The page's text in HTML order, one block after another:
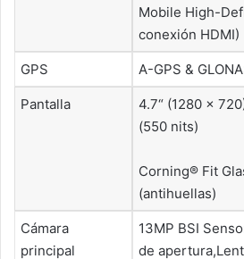
Mobile High-
conexión HDMI)
GPS A-GPS &
Pantalla
4.7“ (1280 x
(550 nits)
Corning® Fit
(antihuellas)
Cámara
principal
13MP BSI
de